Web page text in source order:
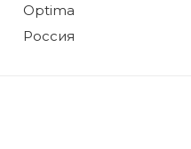
Optima
Россия